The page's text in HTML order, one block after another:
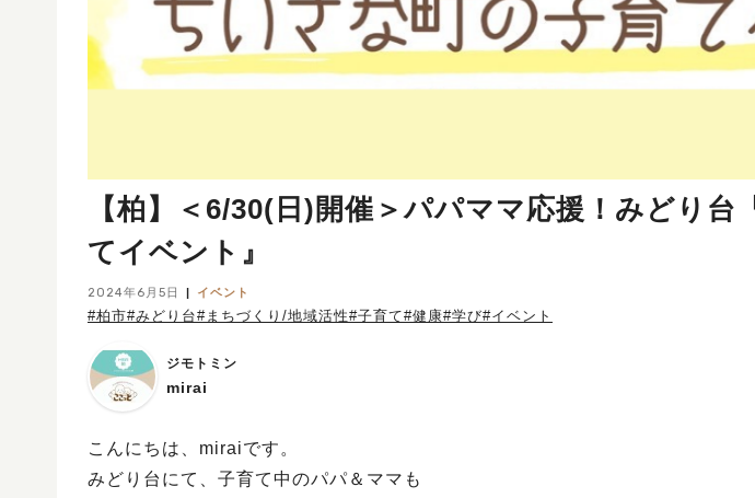
【柏】＜6/30(日)開催＞パパママ応援！みどり台
てイベント』
2024年6月5日 イベント
#柏市#みどり台#まちづくり/地域活性#子育て#健康#学び#イベント
ジモトミン
mirai
こんにちは、miraiです。
みどり台にて、子育て中のパパ＆ママも